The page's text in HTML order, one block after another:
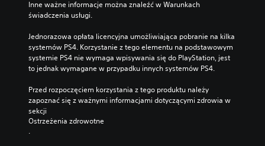
Inne ważne informacje można znaleźć w Warunkach
świadczenia usługi.
Jednorazowa opłata licencyjna umożliwiająca pobranie na kilka
systemów PS4. Korzystanie z tego elementu na podstawowym
systemie PS4 nie wymaga wpisywania się do PlayStation, jest
to jednak wymagane w przypadku innych systemów PS4.
Przed rozpoczęciem korzystania z tego produktu należy
zapoznać się z ważnymi informacjami dotyczącymi zdrowia w
sekcji
Ostrzeżenia zdrowotne
.